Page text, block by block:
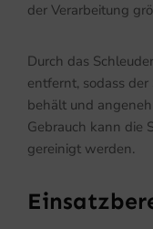
der Verarbeitung
Durch das
entfernt, sodass
behält und
Gebrauch kann die
gereinigt werden.